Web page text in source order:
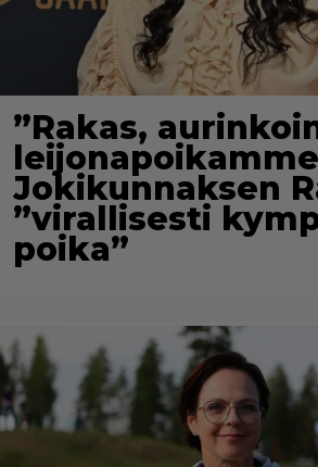
”Rakas,
Jokikunnaksen
”virallisesti
poika”